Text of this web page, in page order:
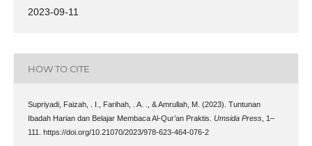
2023-09-11
HOW TO CITE
Supriyadi, Faizah, . I., Farihah, . A. ., & Amrullah, M. (2023). Tuntunan
Ibadah Harian dan Belajar Membaca Al-Qur’an Praktis. Umsida Press, 1–
111. https://doi.org/10.21070/2023/978-623-464-076-2